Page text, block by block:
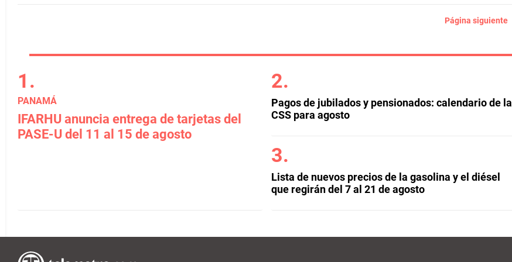
Página siguiente
PANAMÁ
IFARHU anuncia entrega de tarjetas del
PASE-U del 11 al 15 de agosto
Pagos de jubilados y pensionados: calendario de la
CSS para agosto
Lista de nuevos precios de la gasolina y el diésel
que regirán del 7 al 21 de agosto